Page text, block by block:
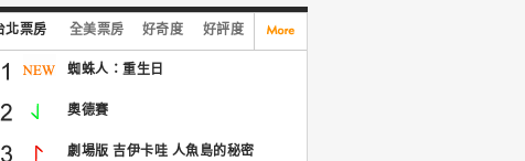
北票房 全美票房 好奇度 好評度
蜘蛛人：重生日
奧德賽
劇場版 吉伊卡哇 人魚島的秘密